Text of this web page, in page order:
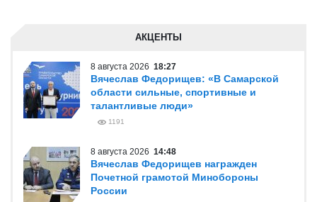
АКЦЕНТЫ
8 августа 2026 18:27
Вячеслав Федорищев: «В Самарской
области сильные, спортивные и
талантливые люди»
1191
8 августа 2026 14:48
Вячеслав Федорищев награжден
Почетной грамотой Минобороны
России